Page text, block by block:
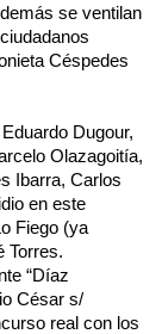
se ventilan
Céspedes
Dugour,
Olazagoitía,
Ibarra, Carlos
en este
Fiego (ya
Torres.
“Díaz
César s/
real con los